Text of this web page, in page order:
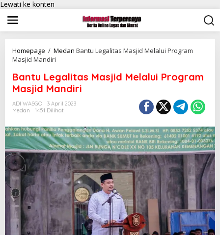
Lewati ke konten
Homepage / Medan Bantu Legalitas Masjid Melalui Program
Masjid Mandiri
Bantu Legalitas Masjid Melalui Program
Masjid Mandiri
ADI WASGO
3 April 2023
Medan
1451 Dilihat